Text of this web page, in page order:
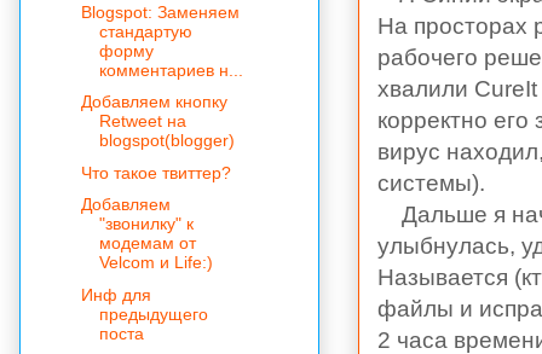
На просторах
рабочего
хвалили
корректно
вирус
системы).
Дальше я
улыбнулась,
Называется
файлы и
2 часа
Blogspot: Заменяем
стандартую
форму
комментариев н...
Добавляем кнопку
Retweet на
blogspot(blogger)
Что такое твиттер?
Добавляем
"звонилку" к
модемам от
Velcom и Life:)
Инф для
предыдущего
поста